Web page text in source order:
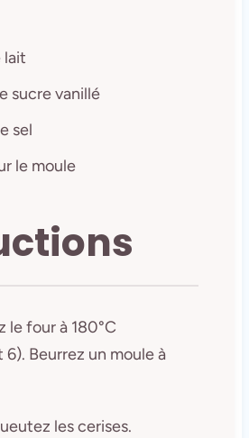
lait
sucre vanillé
sel
le moule
le four à 180°C
Beurrez un moule à
les cerises.